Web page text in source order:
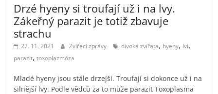
Drzé hyeny si troufají už i na lvy.
Zákeřný parazit je totiž zbavuje
strachu
27. 11. 2021 Zvířecí zprávy divoká zvířata, hyeny, lvi,
parazit,toxoplazmóza
Mladé hyeny jsou stále drzejší. Troufají si dokonce už i na
silnější lvy. Podle vědců za to může parazit Toxoplasma